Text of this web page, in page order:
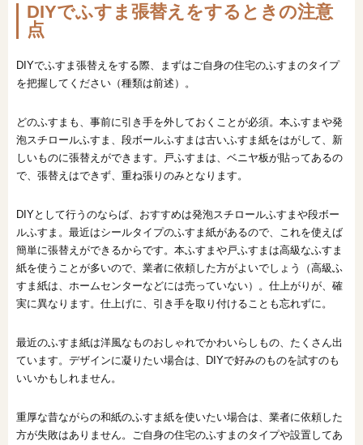
DIYでふすま張替えをするときの注意
点
DIYでふすま張替えをする際、まずはご自身の住宅のふすまのタイプ
を把握してください（種類は前述）。
どのふすまも、事前に引き手を外しておくことが必須。本ふすまや発
泡スチロールふすま、段ボールふすまは古いふすま紙をはがして、新
しいものに張替えができます。戸ふすまは、ベニヤ板が貼ってあるの
で、張替えはできず、重ね張りのみとなります。
DIYとして行うのならば、おすすめは発泡スチロールふすまや段ボー
ルふすま。最近はシールタイプのふすま紙があるので、これを使えば
簡単に張替えができるからです。本ふすまや戸ふすまは高級なふすま
紙を使うことが多いので、業者に依頼した方がよいでしょう（高級ふ
すま紙は、ホームセンターなどには売っていない）。仕上がりが、確
実に異なります。仕上げに、引き手を取り付けることも忘れずに。
最近のふすま紙は洋風なものおしゃれでかわいらしもの、たくさん出
ています。デザインに凝りたい場合は、DIYで好みのものを試すのも
いいかもしれません。
重厚な昔ながらの和紙のふすま紙を使いたい場合は、業者に依頼した
方が失敗はありません。ご自身の住宅のふすまのタイプや設置してあ